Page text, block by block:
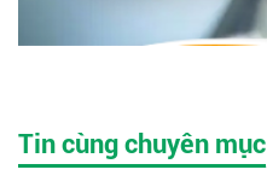
Tin cùng chuyên mục